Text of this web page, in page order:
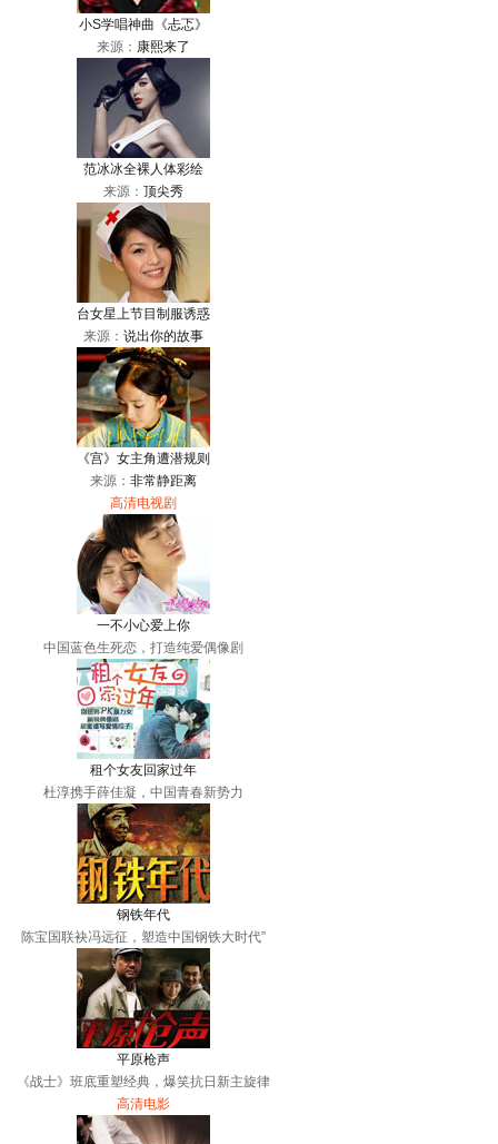
小S学唱神曲《忐忑》
来源： 康熙来了
范冰冰全裸人体彩绘
来源： 顶尖秀
台女星上节目制服诱惑
来源： 说出你的故事
《宫》女主角遭潜规则
来源： 非常静距离
高清电视剧
一不小心爱上你
中国蓝色生死恋，打造纯爱偶像剧
租个女友回家过年
杜淳携手薛佳凝，中国青春新势力
钢铁年代
陈宝国联袂冯远征，塑造中国钢铁大时代”
平原枪声
《战士》班底重塑经典，爆笑抗日新主旋律
高清电影